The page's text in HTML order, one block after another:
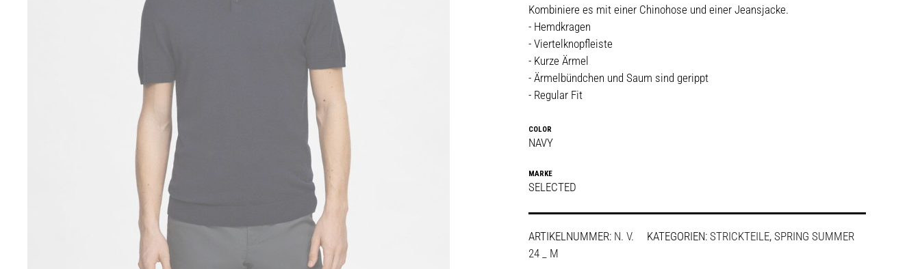
Kombiniere es mit einer Chinohose und einer Jeansjacke.
- Hemdkragen
- Viertelknopfleiste
- Kurze Ärmel
- Ärmelbündchen und Saum sind gerippt
- Regular Fit
COLOR
NAVY
MARKE
SELECTED
ARTIKELNUMMER: N. V. KATEGORIEN: STRICKTEILE, SPRING SUMMER
24 _ M